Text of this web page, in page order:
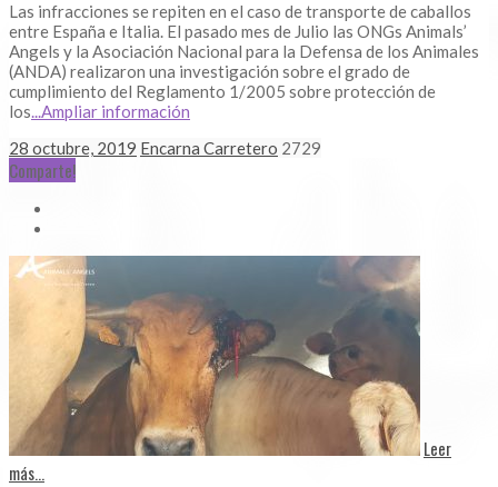
Las infracciones se repiten en el caso de transporte de caballos
entre España e Italia. El pasado mes de Julio las ONGs Animals’
Angels y la Asociación Nacional para la Defensa de los Animales
(ANDA) realizaron una investigación sobre el grado de
cumplimiento del Reglamento 1/2005 sobre protección de
los...Ampliar información
28 octubre, 2019 Encarna Carretero 2729
Comparte!
Leer
más...